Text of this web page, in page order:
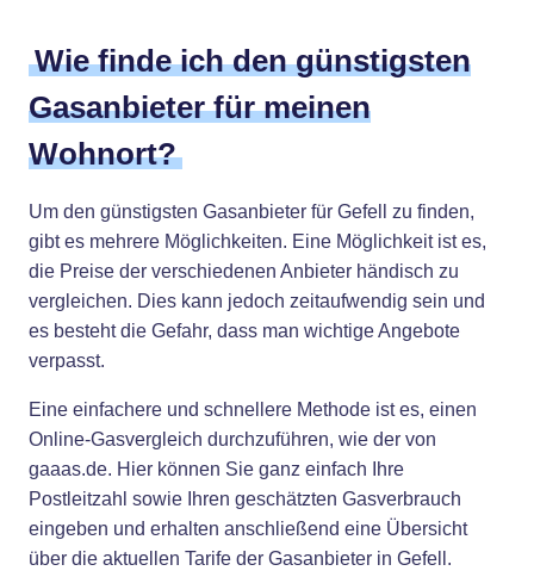
Wie finde ich den günstigsten
Gasanbieter für meinen
Wohnort?
Um den günstigsten Gasanbieter für Gefell zu finden,
gibt es mehrere Möglichkeiten. Eine Möglichkeit ist es,
die Preise der verschiedenen Anbieter händisch zu
vergleichen. Dies kann jedoch zeitaufwendig sein und
es besteht die Gefahr, dass man wichtige Angebote
verpasst.
Eine einfachere und schnellere Methode ist es, einen
Online-Gasvergleich durchzuführen, wie der von
gaaas.de. Hier können Sie ganz einfach Ihre
Postleitzahl sowie Ihren geschätzten Gasverbrauch
eingeben und erhalten anschließend eine Übersicht
über die aktuellen Tarife der Gasanbieter in Gefell.